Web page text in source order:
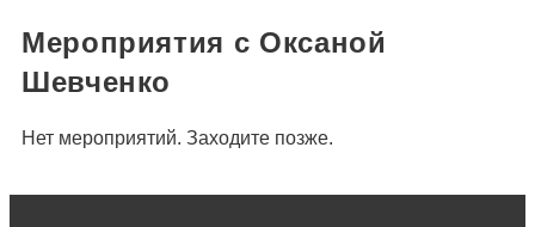
Мероприятия с Оксаной
Шевченко
Нет мероприятий. Заходите позже.